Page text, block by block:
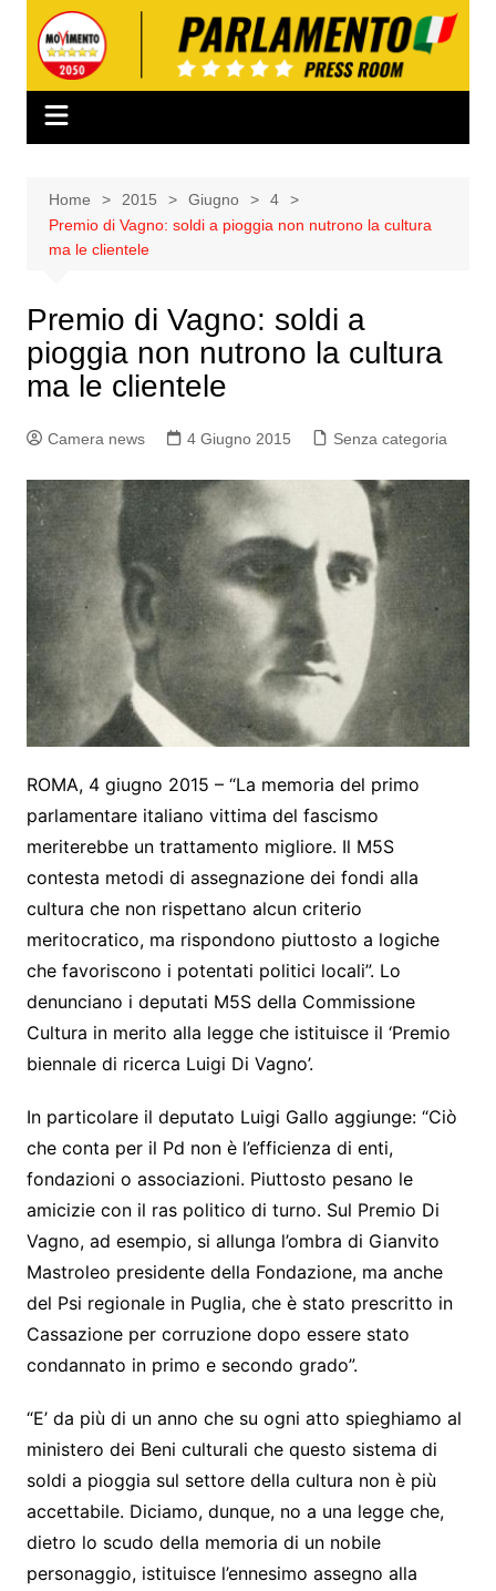
contenuto
Home 2015 Giugno
4
Premio di Vagno: soldi a pioggia non nutrono la cultura
ma le clientele
Premio di Vagno: soldi a
pioggia non nutrono la cultura
ma le clientele
Camera news 4 Giugno 2015 Senza categoria
ROMA, 4 giugno 2015 – “La memoria del primo
parlamentare italiano vittima del fascismo
meriterebbe un trattamento migliore. Il M5S
contesta metodi di assegnazione dei fondi alla
cultura che non rispettano alcun criterio
meritocratico, ma rispondono piuttosto a logiche
che favoriscono i potentati politici locali”. Lo
denunciano i deputati M5S della Commissione
Cultura in merito alla legge che istituisce il ‘Premio
biennale di ricerca Luigi Di Vagno’.
In particolare il deputato Luigi Gallo aggiunge: “Ciò
che conta per il Pd non è l’efficienza di enti,
fondazioni o associazioni. Piuttosto pesano le
amicizie con il ras politico di turno. Sul Premio Di
Vagno, ad esempio, si allunga l’ombra di Gianvito
Mastroleo presidente della Fondazione, ma anche
del Psi regionale in Puglia, che è stato prescritto in
Cassazione per corruzione dopo essere stato
condannato in primo e secondo grado”.
“E’ da più di un anno che su ogni atto spieghiamo al
ministero dei Beni culturali che questo sistema di
soldi a pioggia sul settore della cultura non è più
accettabile. Diciamo, dunque, no a una legge che,
dietro lo scudo della memoria di un nobile
personaggio, istituisce l’ennesimo assegno alla